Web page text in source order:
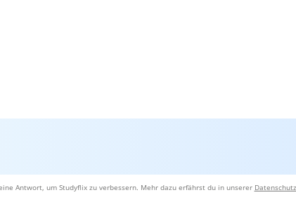
Antwort, um Studyflix zu verbessern. Mehr dazu erfährst du in unserer